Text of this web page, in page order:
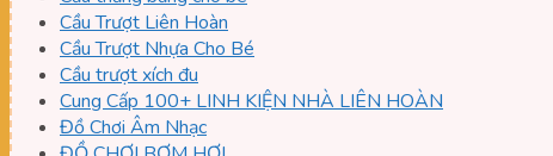
Cầu Trượt Liên Hoàn
Cầu Trượt Nhựa Cho Bé
Cầu trượt xích đu
Cung Cấp 100+ LINH KIỆN NHÀ LIÊN HOÀN
Đồ Chơi Âm Nhạc